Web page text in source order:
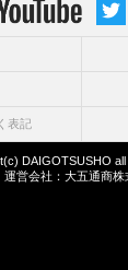
表記
DAIGOTSUSHO all
運営会社： 大五通商株